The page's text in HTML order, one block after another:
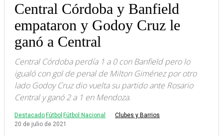
Central Córdoba y Banfield
empataron y Godoy Cruz le
ganó a Central
Central Córdoba perdía 1 a 0 con Banfield pero lo
igualó con gol de penal de Milton Giménez por otro
lado Godoy Cruz dio vuelta su partido ante Rosario
Central y ganó 2 a 1 en Mendoza.
DestacadoFútbol Fútbol Nacional
Clubes y Barrios
20 de julio de 2021